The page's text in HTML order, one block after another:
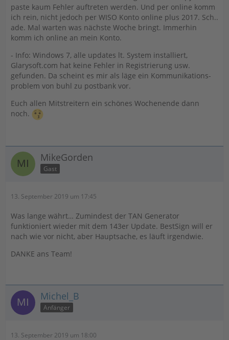
paste kaum Fehler auftreten werden. Und per online komm
ich rein, nicht jedoch per WISO Konto online plus 2017. Sch..
ade. Mal warten was nächste Woche bringt. Immerhin
komm ich online an mein Konto.
- Info: Windows 7, alle updates lt. System installiert,
Glarysoft.com hat keine Fehler in Registrierung usw.
gefunden. Da scheint es mir als läge ein Kommunikations-
problem von buhl zu postbank vor.
Euch allen Mitstreitern ein schönes Wochenende dann
noch.
MikeGorden
Gast
13. September 2019 um 17:45
Was lange währt… Zumindest der TAN Generator
funktioniert wieder mit dem 143er Update. BestSign will er
nach wie vor nicht, aber Hauptsache, es läuft irgendwie.
DANKE ans Team!
Michel_B
Anfänger
13. September 2019 um 18:00